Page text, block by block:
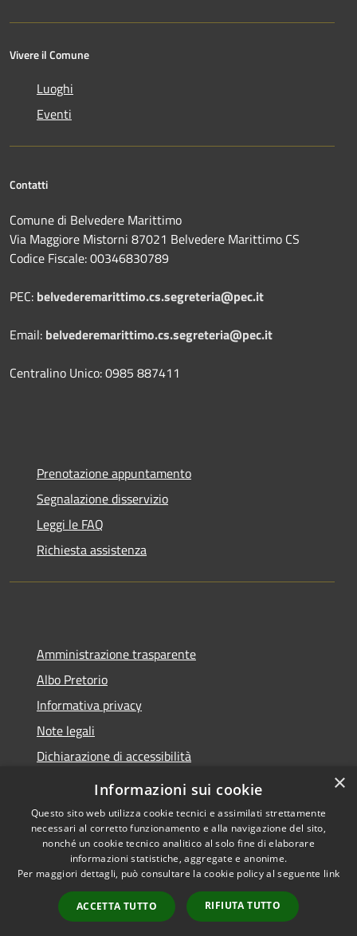
Vivere il Comune
Luoghi
Eventi
Contatti
Comune di Belvedere Marittimo
Via Maggiore Mistorni 87021 Belvedere Marittimo CS
Codice Fiscale: 00346830789
PEC: belvederemarittimo.cs.segreteria@pec.it
Email: belvederemarittimo.cs.segreteria@pec.it
Centralino Unico: 0985 887411
Prenotazione appuntamento
Segnalazione disservizio
Leggi le FAQ
Richiesta assistenza
Amministrazione trasparente
Albo Pretorio
Informativa privacy
Note legali
Dichiarazione di accessibilità
RSS
Accessibilità
Privacy
Mappa del sito
Copyright © 2026 • Comune di
Belvedere Marittimo •
Powered byMunicipium •
Accesso redazione
×
Informazioni sui cookie
Questo sito web utilizza cookie tecnici e assimilati strettamente
necessari al corretto funzionamento e alla navigazione del sito,
nonché un cookie tecnico analitico al solo fine di elaborare
informazioni statistiche, aggregate e anonime.
Per maggiori dettagli, può consultare la cookie policy al seguente link
ACCETTA TUTTO RIFIUTA TUTTO